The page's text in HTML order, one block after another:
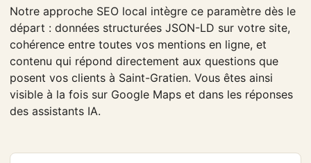
Notre approche SEO local intègre ce paramètre dès le
départ : données structurées JSON-LD sur votre site,
cohérence entre toutes vos mentions en ligne, et
contenu qui répond directement aux questions que
posent vos clients à Saint-Gratien. Vous êtes ainsi
visible à la fois sur Google Maps et dans les réponses
des assistants IA.